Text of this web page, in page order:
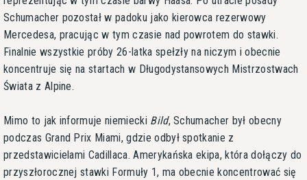
Schumacher pozostał w padoku jako kierowca rezerwowy
Mercedesa, pracując w tym czasie nad powrotem do stawki.
Finalnie wszystkie próby 26-latka spełzły na niczym i obecnie
koncentruje się na startach w Długodystansowych Mistrzostwach
Świata z Alpine.
Mimo to jak informuje niemiecki Bild, Schumacher był obecny
podczas Grand Prix Miami, gdzie odbył spotkanie z
przedstawicielami Cadillaca. Amerykańska ekipa, która dołączy do
przyszłorocznej stawki Formuły 1, ma obecnie koncentrować się